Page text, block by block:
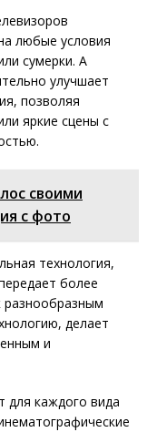
любые условия
сумерки. А
улучшает
позволяя
яркие сцены с
своими
с фото
технология,
более
разнообразным
делает
и
для каждого вида